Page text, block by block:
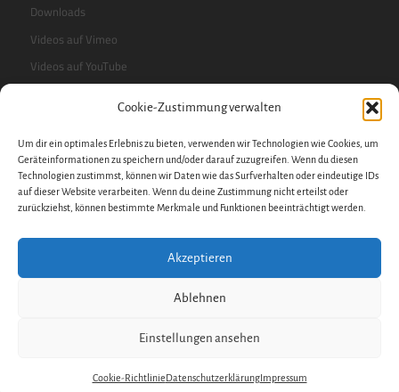
Cookie-Zustimmung verwalten
Um dir ein optimales Erlebnis zu bieten, verwenden wir Technologien wie Cookies, um
Geräteinformationen zu speichern und/oder darauf zuzugreifen. Wenn du diesen
Technologien zustimmst, können wir Daten wie das Surfverhalten oder eindeutige IDs
auf dieser Website verarbeiten. Wenn du deine Zustimmung nicht erteilst oder
zurückziehst, können bestimmte Merkmale und Funktionen beeinträchtigt werden.
Akzeptieren
Ablehnen
Einstellungen ansehen
Cookie-RichtlinieDatenschutzerklärungImpressum
Downloads
Videos auf Vimeo
Videos auf YouTube
Sidebar
Impressum
Datenschutzerklärung
Copyright © 2022Rudolf Steiner-Schule Nürnberg (WM)